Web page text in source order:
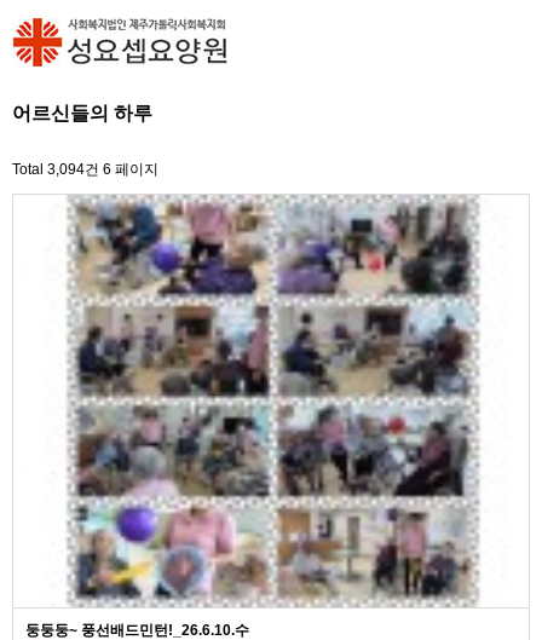
어르신들의 하루
Total 3,094건 6 페이지
둥둥둥~ 풍선배드민턴!_26.6.10.수